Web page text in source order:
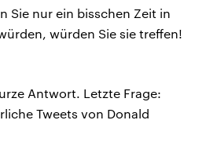
Sie nur ein bisschen Zeit in
würden Sie sie treffen!
Antwort. Letzte Frage:
Tweets von Donald